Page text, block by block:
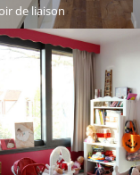
de liaison